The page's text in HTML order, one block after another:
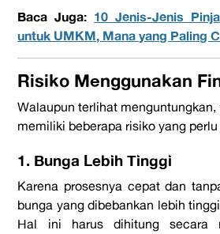
Baca Juga: 10 Jenis-Jenis
untuk UMKM, Mana yang Paling
Risiko Menggunakan
Walaupun terlihat menguntungkan,
memiliki beberapa risiko yang
1. Bunga Lebih Tinggi
Karena prosesnya cepat dan
bunga yang dibebankan lebih
Hal ini harus dihitung secara